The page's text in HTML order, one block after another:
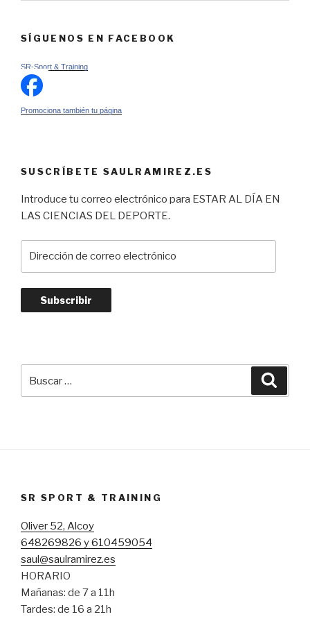
SÍGUENOS EN FACEBOOK
SR-Sport & Training
Promociona también tu página
SUSCRÍBETE SAULRAMIREZ.ES
Introduce tu correo electrónico para ESTAR AL DÍA EN
LAS CIENCIAS DEL DEPORTE.
electrónico
Subscribir
por:
SR SPORT & TRAINING
Oliver 52, Alcoy
648269826 y 610459054
saul@saulramirez.es
HORARIO
Mañanas: de 7 a 11h
Tardes: de 16 a 21h